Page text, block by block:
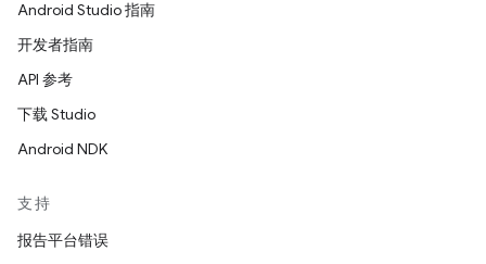
Android Studio 指南
开发者指南
API 参考
下载 Studio
Android NDK
支持
报告平台错误